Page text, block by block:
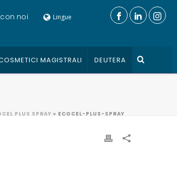
noi Lingue
MAGISTRALI DEUTERA
PLUS SPRAY » ECOCEL-PLUS-SPRAY